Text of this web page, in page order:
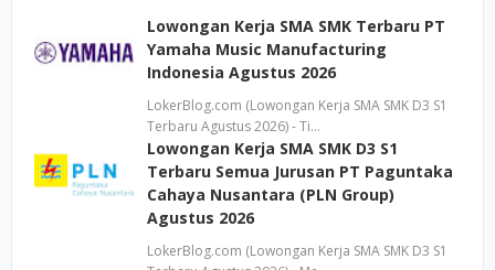
Lowongan Kerja SMA SMK Terbaru PT
Yamaha Music Manufacturing
Indonesia Agustus 2026
LokerBlog.com (Lowongan Kerja SMA SMK D3 S1
Terbaru Agustus 2026) - Ti…
Lowongan Kerja SMA SMK D3 S1
Terbaru Semua Jurusan PT Paguntaka
Cahaya Nusantara (PLN Group)
Agustus 2026
LokerBlog.com (Lowongan Kerja SMA SMK D3 S1